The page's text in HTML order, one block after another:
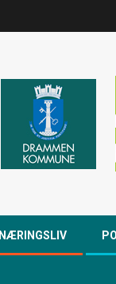
NÆRINGSLIV